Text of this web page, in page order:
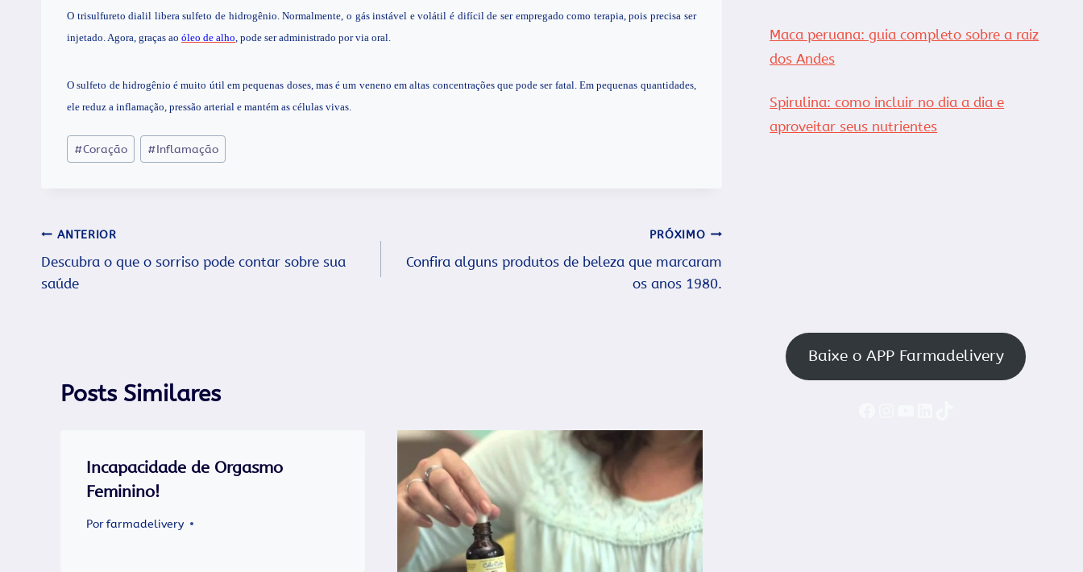
O trisulfureto dialil libera sulfeto de hidrogênio. Normalmente, o gás instável e volátil é difícil de ser empregado como terapia, pois precisa ser
injetado. Agora, graças ao óleo de alho , pode ser administrado por via oral.
O sulfeto de hidrogênio é muito útil em pequenas doses, mas é um veneno em altas concentrações que pode ser fatal. Em pequenas quantidades,
ele reduz a inflamação, pressão arterial e mantém as células vivas.
Tags
do
#Coração #Inflamação
Navegação
de
ANTERIOR
Descubra o que o sorriso pode contar sobre sua
saúde
PRÓXIMO
Confira alguns produtos de beleza que marcaram
os anos 1980.
Posts Similares
Incapacidade de Orgasmo
Feminino!
Porfarmadelivery
Maca peruana: guia completo sobre a raiz
dos Andes
Spirulina: como incluir no dia a dia e
aproveitar seus nutrientes
Baixe o APP Farmadelivery